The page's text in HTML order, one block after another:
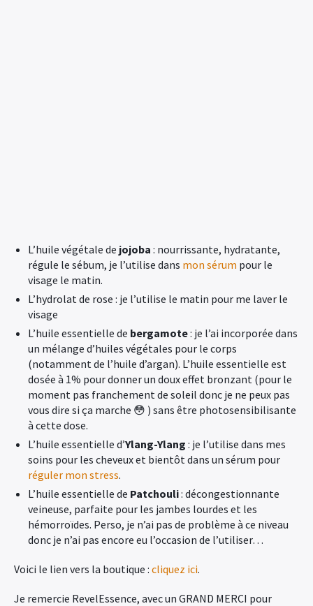
L’huile végétale de jojoba : nourrissante, hydratante,
régule le sébum, je l’utilise dans mon sérum pour le
visage le matin.
L’hydrolat de rose : je l’utilise le matin pour me laver le
visage
L’huile essentielle de bergamote: je l’ai incorporée dans
un mélange d’huiles végétales pour le corps
(notamment de l’huile d’argan). L’huile essentielle est
dosée à 1% pour donner un doux effet bronzant (pour le
moment pas franchement de soleil donc je ne peux pas
vous dire si ça marche 😳 ) sans être photosensibilisante
à cette dose.
L’huile essentielle d’Ylang-Ylang : je l’utilise dans mes
soins pour les cheveux et bientôt dans un sérum pour
réguler mon stress.
L’huile essentielle de Patchouli: décongestionnante
veineuse, parfaite pour les jambes lourdes et les
hémorroïdes. Perso, je n’ai pas de problème à ce niveau
donc je n’ai pas encore eu l’occasion de l’utiliser…
Voici le lien vers la boutique : cliquez ici.
Je remercie RevelEssence, avec un GRAND MERCI pour